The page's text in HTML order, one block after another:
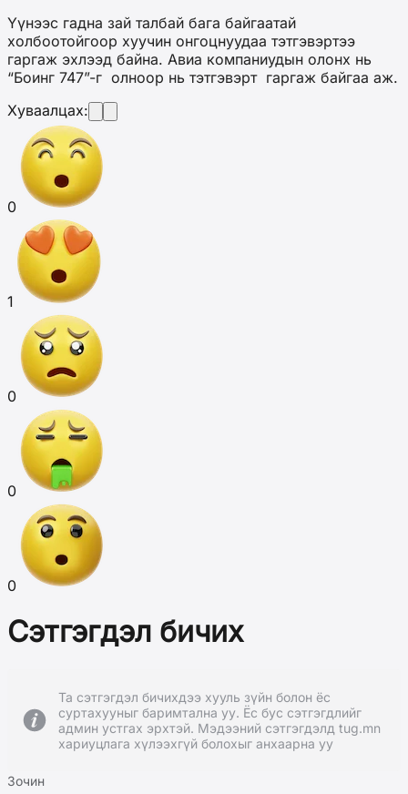
Үүнээс гадна зай талбай бага байгаатай
холбоотойгоор хуучин онгоцнуудаа тэтгэвэртээ
гаргаж эхлээд байна. Авиа компаниудын олонх нь
“Боинг 747”-г олноор нь тэтгэвэрт гаргаж байгаа аж.
Хуваалцах:
0
1
0
0
0
Сэтгэгдэл бичих
Та сэтгэгдэл бичихдээ хууль зүйн болон ёс
суртахууныг баримтална уу. Ёс бус сэтгэгдлийг
админ устгах эрхтэй. Мэдээний сэтгэгдэлд tug.mn
хариуцлага хүлээхгүй болохыг анхаарна уу
Зочин